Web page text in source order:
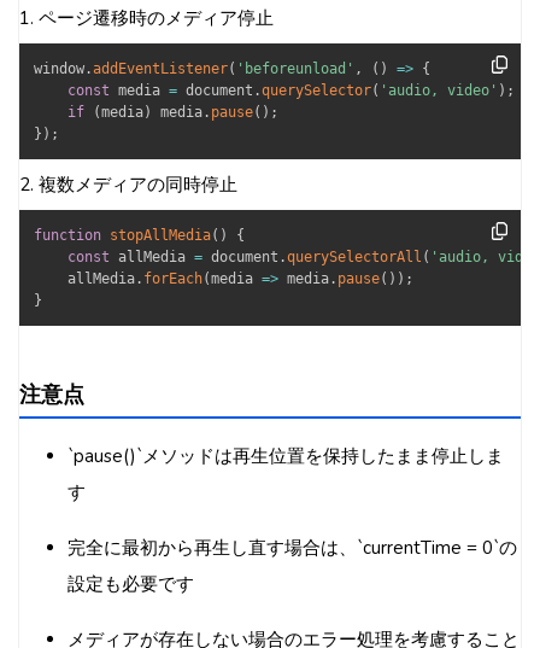
1. ページ遷移時のメディア停止
window .addEventListener( 'beforeunload' , ( ) => {
const media = document .querySelector( 'audio, video' ) ;
if
(media) media . pause( ) ;
} ) ;
2. 複数メディアの同時停止
function stopAllMedia( )
{
const allMedia = document .querySelectorAll ( 'audio,
    allMedia
. forEach(media => media . pause( ) ) ;
}
注意点
`pause()`メソッドは再生位置を保持したまま停止しま
す
完全に最初から再生し直す場合は、`currentTime = 0`の
設定も必要です
メディアが存在しない場合のエラー処理を考慮すること